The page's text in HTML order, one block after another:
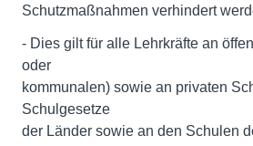
Schutzmaßnahmen verhindert
- Dies gilt für alle Lehrkräfte an
oder
kommunalen) sowie an privaten
Schulgesetze
der Länder sowie an den Schulen